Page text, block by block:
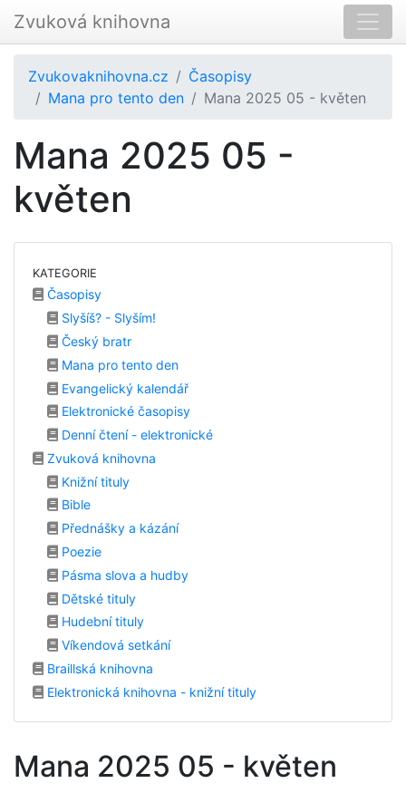
Zvuková knihovna
Zvukovaknihovna.cz
Časopisy
Mana pro tento den
Mana 2025 05 - květen
Mana 2025 05 -
květen
KATEGORIE
Časopisy
Slyšíš? - Slyším!
Český bratr
Mana pro tento den
Evangelický kalendář
Elektronické časopisy
Denní čtení - elektronické
Zvuková knihovna
Knižní tituly
Bible
Přednášky a kázání
Poezie
Pásma slova a hudby
Dětské tituly
Hudební tituly
Víkendová setkání
Braillská knihovna
Elektronická knihovna - knižní tituly
Mana 2025 05 - květen